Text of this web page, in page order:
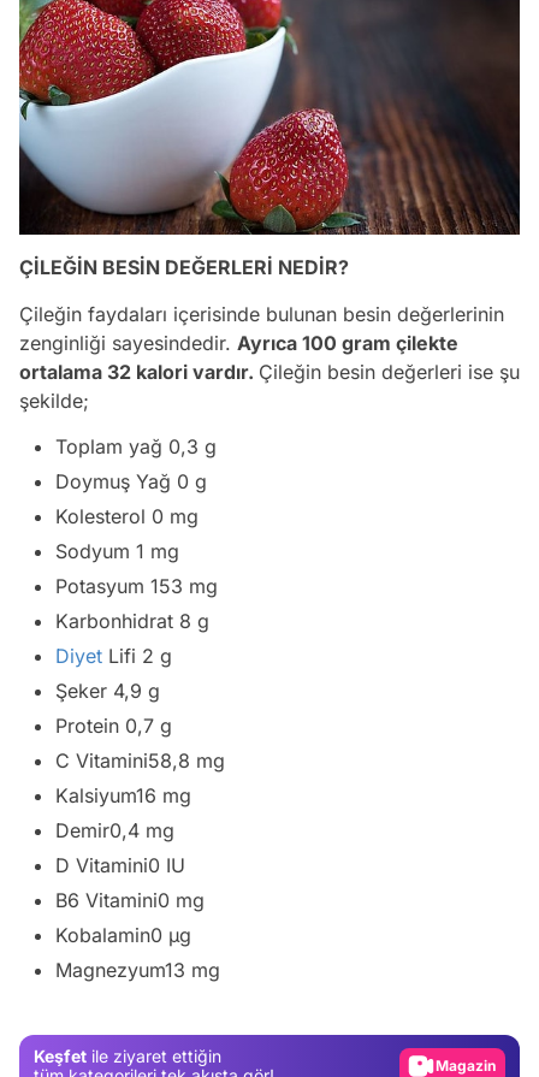
ÇİLEĞİN BESİN DEĞERLERİ NEDİR?
Çileğin faydaları içerisinde bulunan besin değerlerinin
zenginliği sayesindedir. Ayrıca 100 gram çilekte
ortalama 32 kalori vardır. Çileğin besin değerleri ise şu
şekilde;
Toplam yağ 0,3 g
Doymuş Yağ 0 g
Kolesterol 0 mg
Sodyum 1 mg
Potasyum 153 mg
Karbonhidrat 8 g
Diyet Lifi 2 g
Şeker 4,9 g
Protein 0,7 g
C Vitamini58,8 mg
Kalsiyum16 mg
Demir0,4 mg
D Vitamini0 IU
B6 Vitamini0 mg
Kobalamin0 µg
Magnezyum13 mg
Keşfet ile ziyaret ettiğin
Magazin